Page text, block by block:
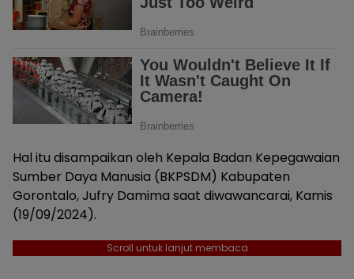
Hal itu disampaikan oleh Kepala Badan Kepegawaian
Sumber Daya Manusia (BKPSDM) Kabupaten
Gorontalo, Jufry Damima saat diwawancarai, Kamis
(19/09/2024).
Scroll untuk lanjut membaca